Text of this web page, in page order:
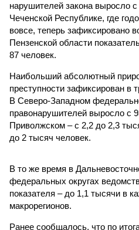
нарушителей закона выросло
Чеченской Республике, где
вовсе, теперь зафиксировано
Пензенской области
87 человек.
Наибольший абсолютный
преступности зафиксирован в
В Северо-Западном
правонарушителей выросло с
Приволжском – с 2,2 до 2,3
до 2 тысяч человек.
В то же время в
федеральных округах
показателя – до 1,1 тысячи в
макрорегионов.
Ранее сообщалось, что по